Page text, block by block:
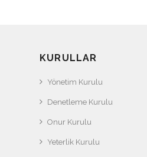
KURULLAR
Yönetim Kurulu
Denetleme Kurulu
Onur Kurulu
Yeterlik Kurulu